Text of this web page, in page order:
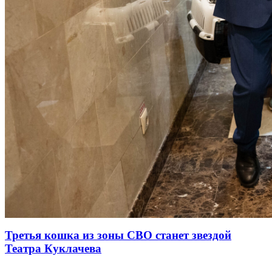
Третья кошка из зоны СВО станет звездой
Театра Куклачева